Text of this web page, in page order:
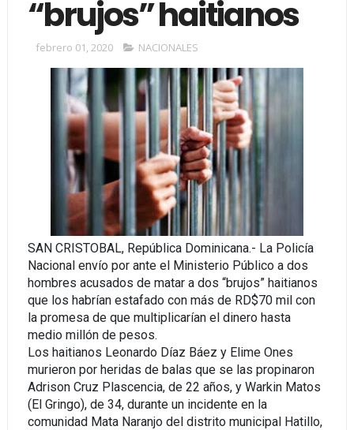
“brujos” haitianos
febrero 01, 2020 NACIONALES
SAN CRISTOBAL, República Dominicana.- La Policía
Nacional envío por ante el Ministerio Público a dos
hombres acusados de matar a dos “brujos” haitianos
que los habrían estafado con más de RD$70 mil con
la promesa de que multiplicarían el dinero hasta
medio millón de pesos.
Los haitianos Leonardo Díaz Báez y Elime Ones
murieron por heridas de balas que se las propinaron
Adrison Cruz Plascencia, de 22 años, y Warkin Matos
(El Gringo), de 34, durante un incidente en la
comunidad Mata Naranjo del distrito municipal Hatillo,